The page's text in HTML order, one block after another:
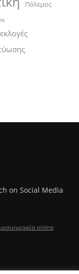
Πόλεμος
εκλογές
on Social Media
online